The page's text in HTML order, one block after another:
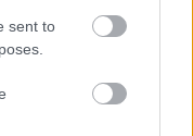
sent to
si postavil
domček v